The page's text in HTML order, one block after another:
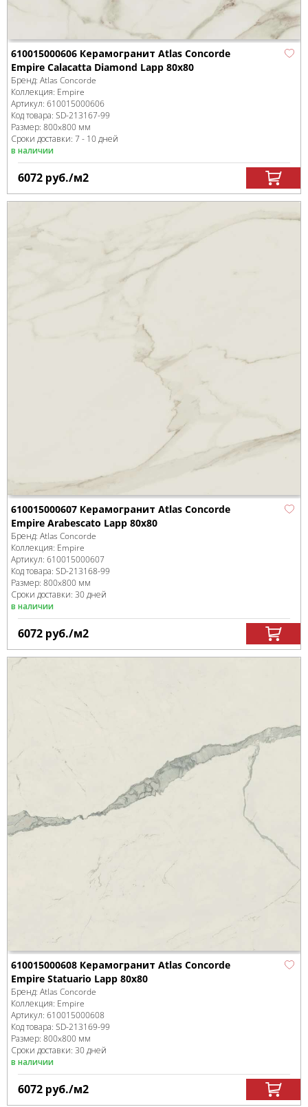
610015000606 Керамогранит Atlas Concorde
Empire Calacatta Diamond Lapp 80x80
Бренд: Atlas Concorde
Коллекция: Empire
Артикул: 610015000606
Код товара: SD-213167-99
Размер: 800x800 мм
Сроки доставки: 7 - 10 дней
в наличии
6072 руб./м2
610015000607 Керамогранит Atlas Concorde
Empire Arabescato Lapp 80x80
Бренд: Atlas Concorde
Коллекция: Empire
Артикул: 610015000607
Код товара: SD-213168-99
Размер: 800x800 мм
Сроки доставки: 30 дней
в наличии
6072 руб./м2
610015000608 Керамогранит Atlas Concorde
Empire Statuario Lapp 80x80
Бренд: Atlas Concorde
Коллекция: Empire
Артикул: 610015000608
Код товара: SD-213169-99
Размер: 800x800 мм
Сроки доставки: 30 дней
в наличии
6072 руб./м2